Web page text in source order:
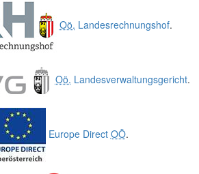
Oö. Landesrechnungshof.
Oö. Landesverwaltungsgericht.
Europe Direct OÖ.